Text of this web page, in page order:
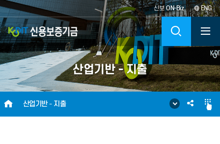
신보ON-Biz ENG
KODIT
신
용
보
증
색
산업기반 - 지출
HOME
산업기반 - 지출
SNS